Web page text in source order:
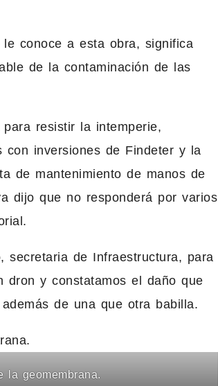
conoce a esta obra, significa
de la contaminación de las
resistir la intemperie,
con inversiones de Findeter y la
de mantenimiento de manos de
dijo que no responderá por varios
secretaria de Infraestructura, para
dron y constatamos el daño que
de una que otra babilla.
la geomembrana.